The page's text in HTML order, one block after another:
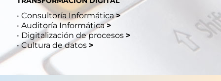
• Consultoría Informática >
• Auditoría Informática >
• Digitalización de procesos >
•Cultura de datos >